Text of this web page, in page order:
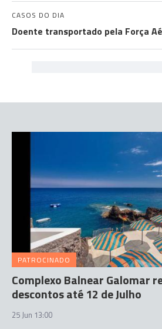
CASOS DO DIA
Doente transportado pela Força
PATROCINADO
Complexo Balnear Galomar
descontos até 12 de Julho
25 Jun 13:00